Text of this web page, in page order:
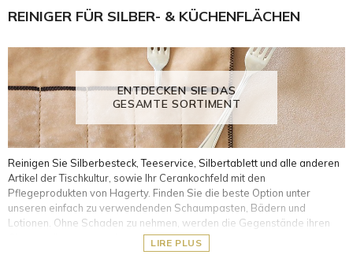
Kupfer-, Bronze- und Messingoberflächen
Gegenstände aus Kunststoff, PVC und Plexiglas
Möbel oder Accessoires aus Leder und Naturholz
Gegenstände aus Kristall und Glas
Lackierte Oberflächen und Bildschirme
REINIGER FÜR SILBER- & KÜCHENFLÄCHEN
ENTDECKEN SIE DAS
GESAMTE SORTIMENT
Reinigen Sie Silberbesteck, Teeservice, Silbertablett und alle anderen
Artikel der Tischkultur, sowie Ihr Cerankochfeld mit den
Pflegeprodukten von Hagerty. Finden Sie die beste Option unter
unseren einfach zu verwendenden Schaumpasten, Bädern und
Lotionen. Ohne Schaden zu nehmen, werden die Gegenstände ihren
LIRE PLUS